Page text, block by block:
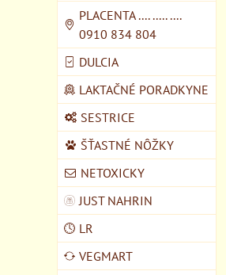
PLACENTA .... ..... ....
0910 834 804
DULCIA
LAKTAČNÉ PORADKYNE
SESTRICE
ŠŤASTNÉ NÔŽKY
NETOXICKY
JUST NAHRIN
LR
VEGMART